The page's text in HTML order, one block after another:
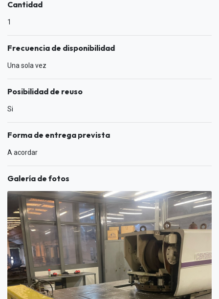
Cantidad
1
Frecuencia de disponibilidad
Una sola vez
Posibilidad de reuso
Si
Forma de entrega prevista
A acordar
Galería de fotos